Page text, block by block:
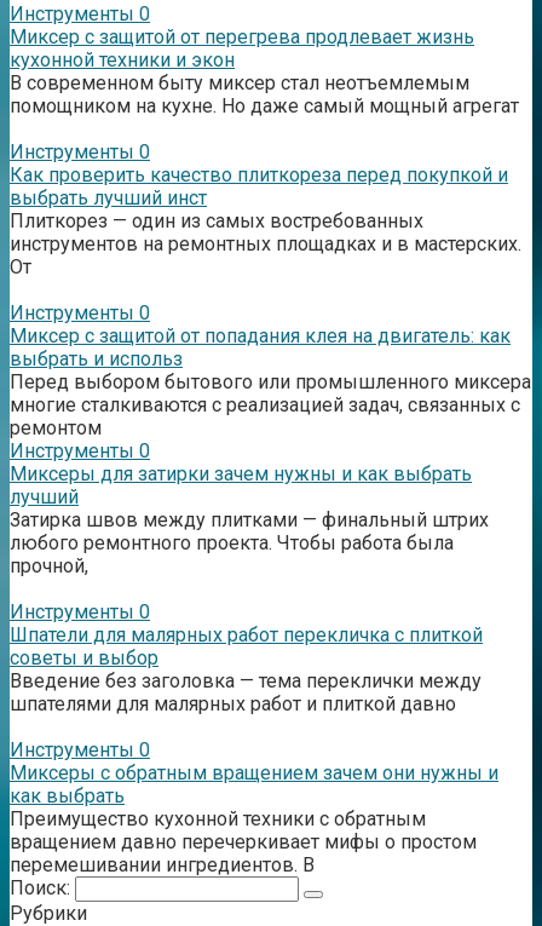
Инструменты 0
Миксер с защитой от перегрева продлевает жизнь
кухонной техники и экон
В современном быту миксер стал неотъемлемым
помощником на кухне. Но даже самый мощный агрегат
Инструменты 0
Как проверить качество плиткореза перед покупкой и
выбрать лучший инст
Плиткорез — один из самых востребованных
инструментов на ремонтных площадках и в мастерских.
От
Инструменты 0
Миксер с защитой от попадания клея на двигатель: как
выбрать и использ
Перед выбором бытового или промышленного миксера
многие сталкиваются с реализацией задач, связанных с
ремонтом
Инструменты 0
Миксеры для затирки зачем нужны и как выбрать
лучший
Затирка швов между плитками — финальный штрих
любого ремонтного проекта. Чтобы работа была
прочной,
Инструменты 0
Шпатели для малярных работ перекличка с плиткой
советы и выбор
Введение без заголовка — тема переклички между
шпателями для малярных работ и плиткой давно
Инструменты 0
Миксеры с обратным вращением зачем они нужны и
как выбрать
Преимущество кухонной техники с обратным
вращением давно перечеркивает мифы о простом
перемешивании ингредиентов. В
Поиск:
Рубрики